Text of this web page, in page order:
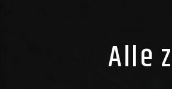
Alle